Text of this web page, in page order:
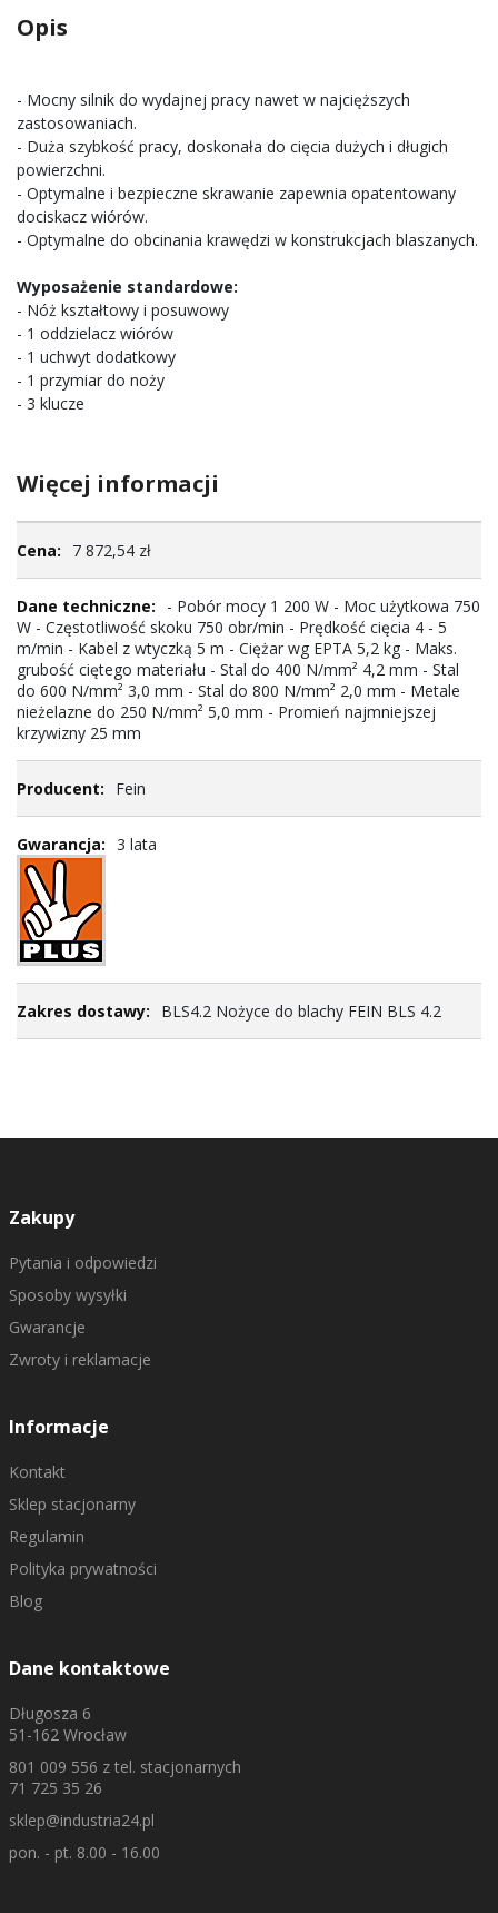
Opis
- Mocny silnik do wydajnej pracy nawet w najcięższych
zastosowaniach.
- Duża szybkość pracy, doskonała do cięcia dużych i długich
powierzchni.
- Optymalne i bezpieczne skrawanie zapewnia opatentowany
dociskacz wiórów.
- Optymalne do obcinania krawędzi w konstrukcjach blaszanych.
Wyposażenie standardowe:
- Nóż kształtowy i posuwowy
- 1 oddzielacz wiórów
- 1 uchwyt dodatkowy
- 1 przymiar do noży
- 3 klucze
Więcej informacji
informacji7 872,54 zł
- Pobór mocy 1 200 W - Moc użytkowa 750
W - Częstotliwość skoku 750 obr/min - Prędkość cięcia 4 - 5
m/min - Kabel z wtyczką 5 m - Ciężar wg EPTA 5,2 kg - Maks.
grubość ciętego materiału - Stal do 400 N/mm² 4,2 mm - Stal
do 600 N/mm² 3,0 mm - Stal do 800 N/mm² 2,0 mm - Metale
nieżelazne do 250 N/mm² 5,0 mm - Promień najmniejszej
krzywizny 25 mm
Fein
3 lata
BLS4.2 Nożyce do blachy FEIN BLS 4.2
Zakupy
Pytania i odpowiedzi
Sposoby wysyłki
Gwarancje
Zwroty i reklamacje
Informacje
Kontakt
Sklep stacjonarny
Regulamin
Polityka prywatności
Blog
Dane kontaktowe
Długosza 6
51-162 Wrocław
801 009 556 z tel. stacjonarnych
71 725 35 26
sklep@industria24.pl
pon. - pt. 8.00 - 16.00